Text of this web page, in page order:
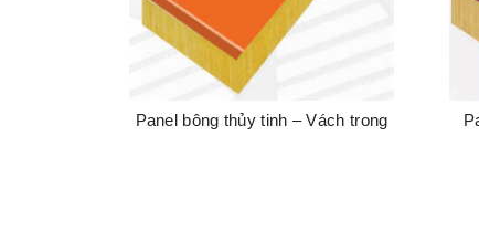
Panel bông thủy tinh – Vách trong